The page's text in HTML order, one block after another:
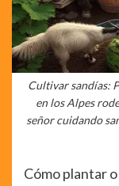
Cultivar sandías:
en los Alpes
señor cuidando
Cómo plantar